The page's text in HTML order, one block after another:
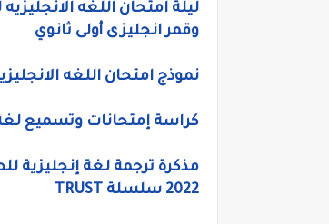
وقمر انجليزى أولى ثانوي
نموذج امتحان اللغه
كراسة إمتحانات وتسميع لغة إنجليزية
مذكرة ترجمة لغة إنجليزية
2022 سلسلة TRUST